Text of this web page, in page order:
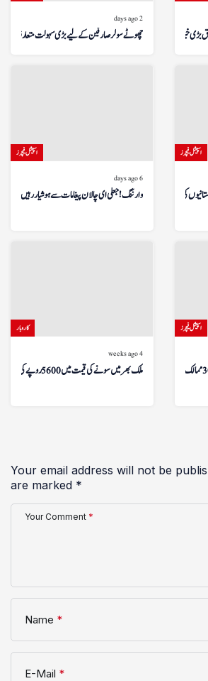
2 days ago
چھوٹے سولر صارفین کے لیے بڑی سہولت متعارف خبر!
اسپیشل فیچرز
6 days ago
وارننگ! جعلی ای چالان پیغامات سے ہوشیار رہیں
اسپیشل فیچرز
کی تعداد
کاروبار
4 weeks ago
ملک بھر میں سونے کی قیمت میں 5600 روپے کی کمی
اسپیشل فیچرز
کمزور پاسپورٹ کے باوجود پاکستانی کن 30 ممالک میں
Your email address will not be
are marked *
Your Comment *
Name *
E-Mail *